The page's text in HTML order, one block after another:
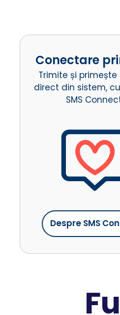
Conectare
Trimite și primește
direct din sistem,
SMS
Despre SMS